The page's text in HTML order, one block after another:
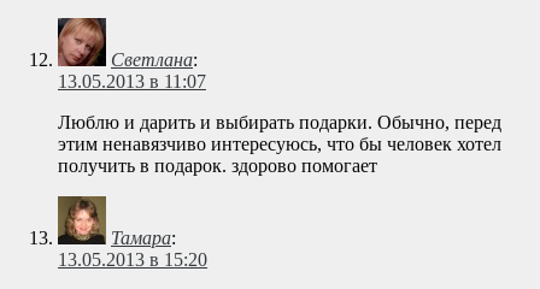
Светлана:
13.05.2013 в 11:07
Люблю и дарить и выбирать подарки. Обычно, перед
этим ненавязчиво интересуюсь, что бы человек хотел
получить в подарок. здорово помогает
Тамара:
13.05.2013 в 15:20